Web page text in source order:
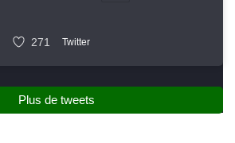
271 Twitter
Plus de tweets